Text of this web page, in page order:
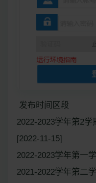
发布时间区段
2022-2023学年第2
[2022-11-15]
2022-2023学年第一
2021-2022学年第二